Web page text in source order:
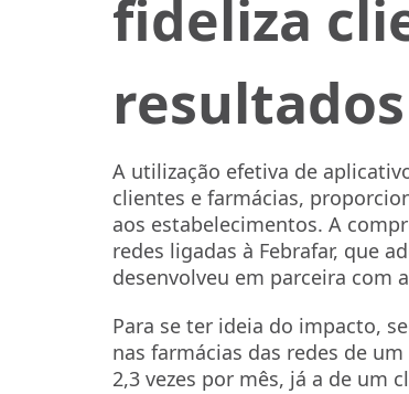
fideliza
A utilização efetiva de
clientes e farmácias,
aos estabelecimentos. A
redes ligadas à Febrafar, que
desenvolveu em parceira com
Para se ter ideia do impacto,
nas farmácias das redes de
2,3 vezes por mês, já a de um